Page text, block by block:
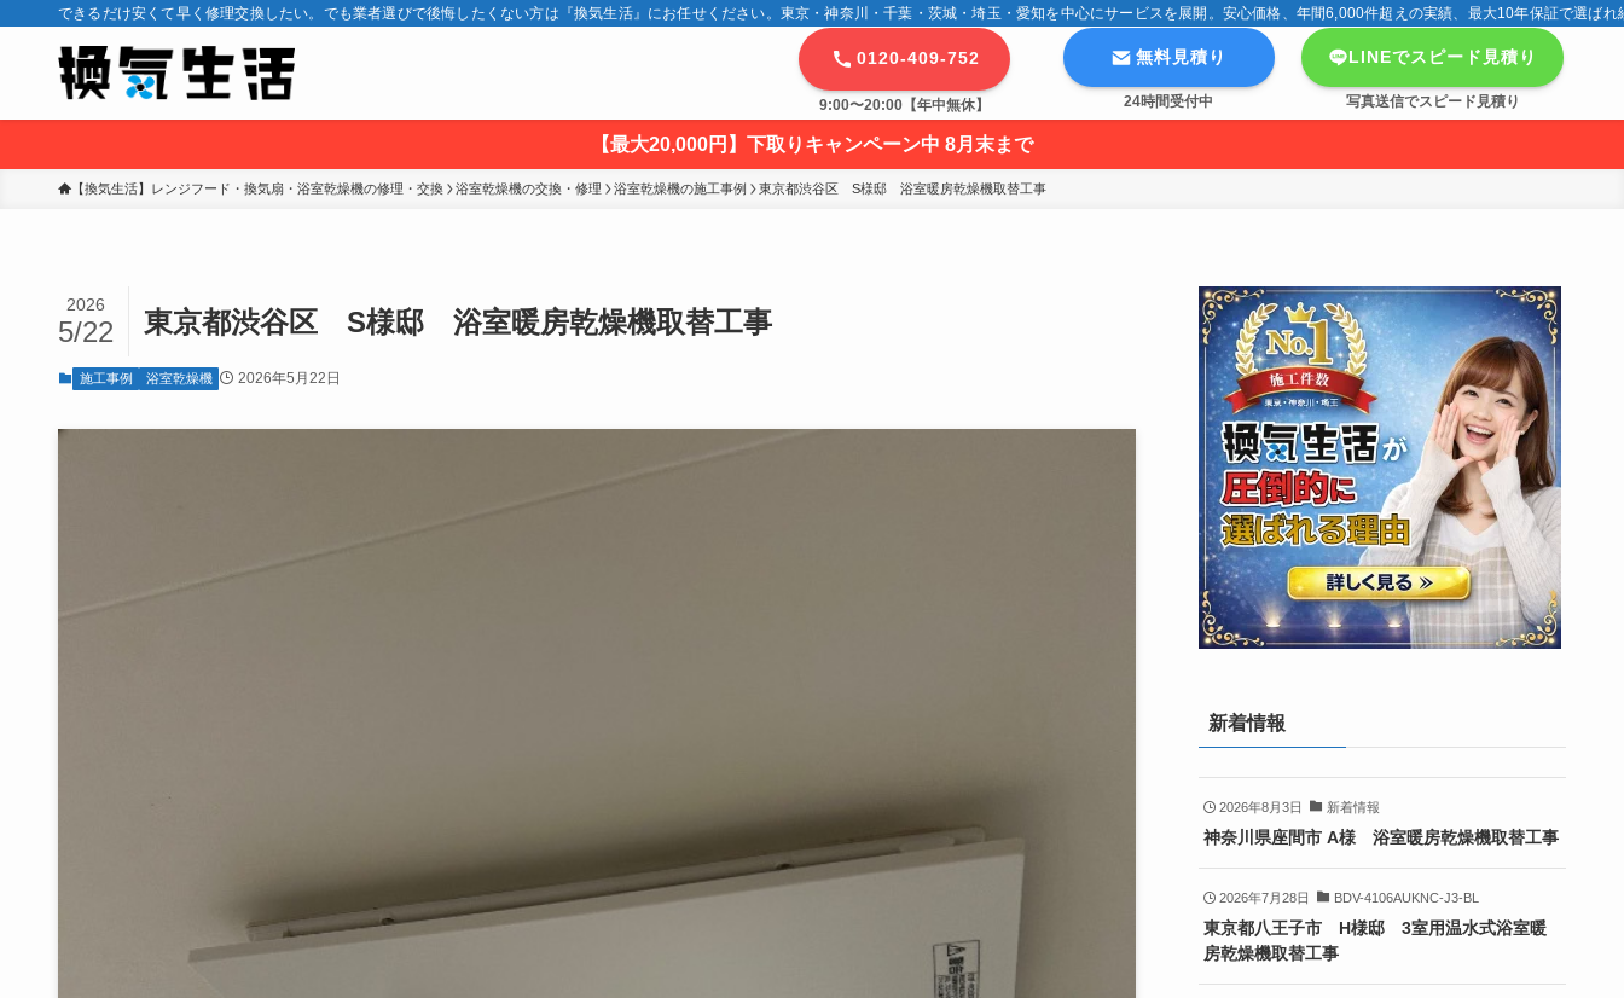
できるだけ安くて早く修理交換したい。でも業者選びで後悔したくない方は『換気生活』にお任せください。東京・神奈川・千葉・茨城・埼玉・愛知を中心にサービスを展開。安心価格、年間6,000件超えの実績、最大10年保証で選ばれ
0120-409-752
9:00〜20:00【年中無休】
無料見積り
24時間受付中
LINEでスピード見積り
写真送信でスピード見積り
【最大20,000円】下取りキャンペーン中 8月末まで
【換気生活】レンジフード・換気扇・浴室乾燥機の修理・交換 浴室乾燥機の交換・修理 浴室乾燥機の施工事例 東京都渋谷区　S様邸　浴室暖房乾燥機取替工事
東京都渋谷区 S様邸 浴室暖房乾燥機取替工事
2026
5/22
施工事例 浴室乾燥機 2026年5月22日
新着情報
2026年8月3日 新着情報
神奈川県座間市 A様 浴室暖房乾燥機取替工事
2026年7月28日 BDV-4106AUKNC-J3-BL
東京都八王子市 H様邸 3室用温水式浴室暖
房乾燥機取替工事